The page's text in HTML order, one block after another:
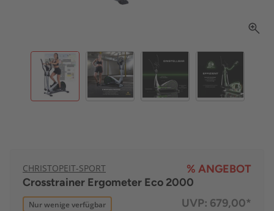
CHRISTOPEIT-SPORT
% ANGEBOT
Crosstrainer Ergometer Eco 2000
Nur wenige verfügbar
UVP: 679,00*